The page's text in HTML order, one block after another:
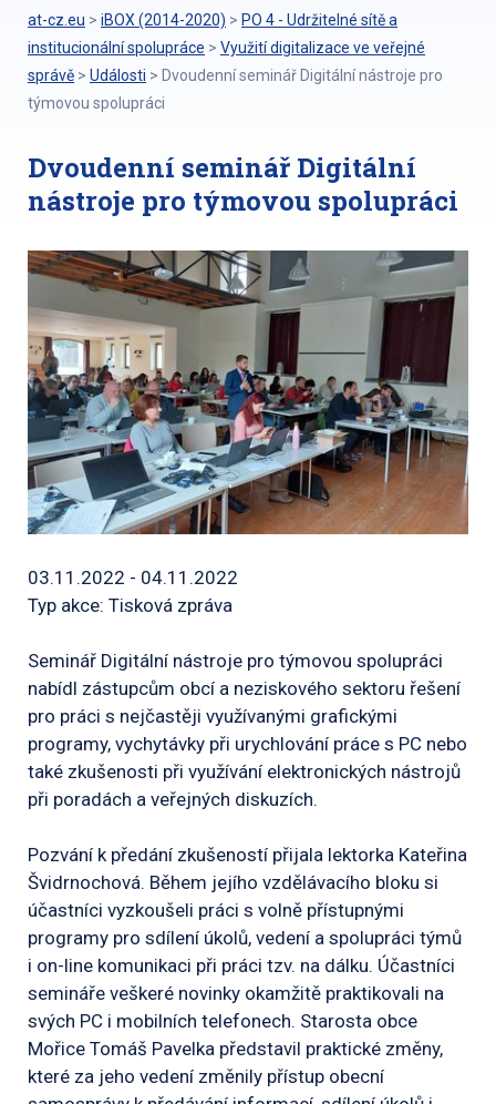
at-cz.eu > iBOX (2014-2020) > PO 4 - Udržitelné sítě a
institucionální spolupráce > Využití digitalizace ve veřejné
správě > Události > Dvoudenní seminář Digitální nástroje pro
týmovou spolupráci
Dvoudenní seminář Digitální
nástroje pro týmovou spolupráci
03.11.2022 - 04.11.2022
Typ akce: Tisková zpráva
Seminář Digitální nástroje pro týmovou spolupráci
nabídl zástupcům obcí a neziskového sektoru řešení
pro práci s nejčastěji využívanými grafickými
programy, vychytávky při urychlování práce s PC nebo
také zkušenosti při využívání elektronických nástrojů
při poradách a veřejných diskuzích.
Pozvání k předání zkušeností přijala lektorka Kateřina
Švidrnochová. Během jejího vzdělávacího bloku si
účastníci vyzkoušeli práci s volně přístupnými
programy pro sdílení úkolů, vedení a spolupráci týmů
i on-line komunikaci při práci tzv. na dálku. Účastníci
semináře veškeré novinky okamžitě praktikovali na
svých PC i mobilních telefonech. Starosta obce
Mořice Tomáš Pavelka představil praktické změny,
které za jeho vedení změnily přístup obecní